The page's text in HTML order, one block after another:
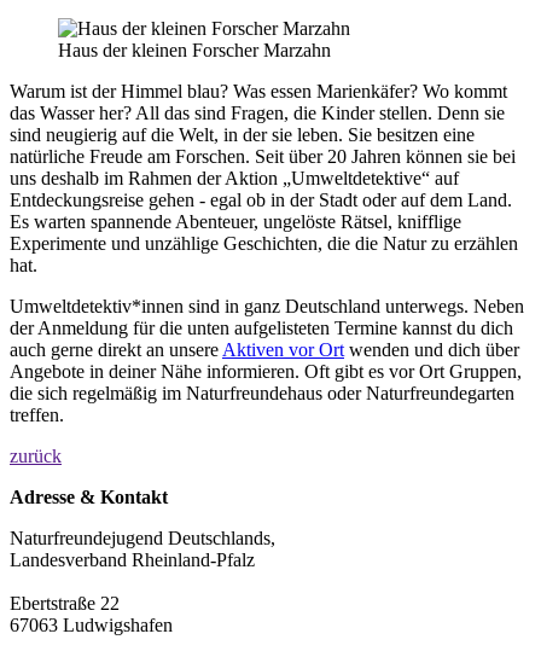
Haus der kleinen Forscher Marzahn
Warum ist der Himmel blau? Was essen Marienkäfer? Wo kommt
das Wasser her? All das sind Fragen, die Kinder stellen. Denn sie
sind neugierig auf die Welt, in der sie leben. Sie besitzen eine
natürliche Freude am Forschen. Seit über 20 Jahren können sie bei
uns deshalb im Rahmen der Aktion „Umweltdetektive“ auf
Entdeckungsreise gehen - egal ob in der Stadt oder auf dem Land.
Es warten spannende Abenteuer, ungelöste Rätsel, knifflige
Experimente und unzählige Geschichten, die die Natur zu erzählen
hat.
Umweltdetektiv*innen sind in ganz Deutschland unterwegs. Neben
der Anmeldung für die unten aufgelisteten Termine kannst du dich
auch gerne direkt an unsere Aktiven vor Ort wenden und dich über
Angebote in deiner Nähe informieren. Oft gibt es vor Ort Gruppen,
die sich regelmäßig im Naturfreundehaus oder Naturfreundegarten
treffen.
zurück
Adresse & Kontakt
Naturfreundejugend Deutschlands,
Landesverband Rheinland-Pfalz
Ebertstraße 22
67063 Ludwigshafen